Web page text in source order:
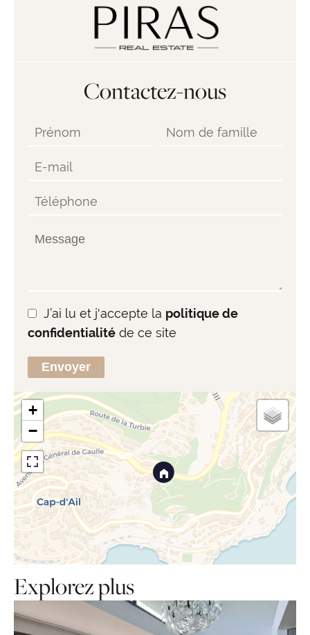
Contactez-nous
J’ai lu et j'accepte la politique de
confidentialité de ce site
Envoyer
+
−
Explorez plus